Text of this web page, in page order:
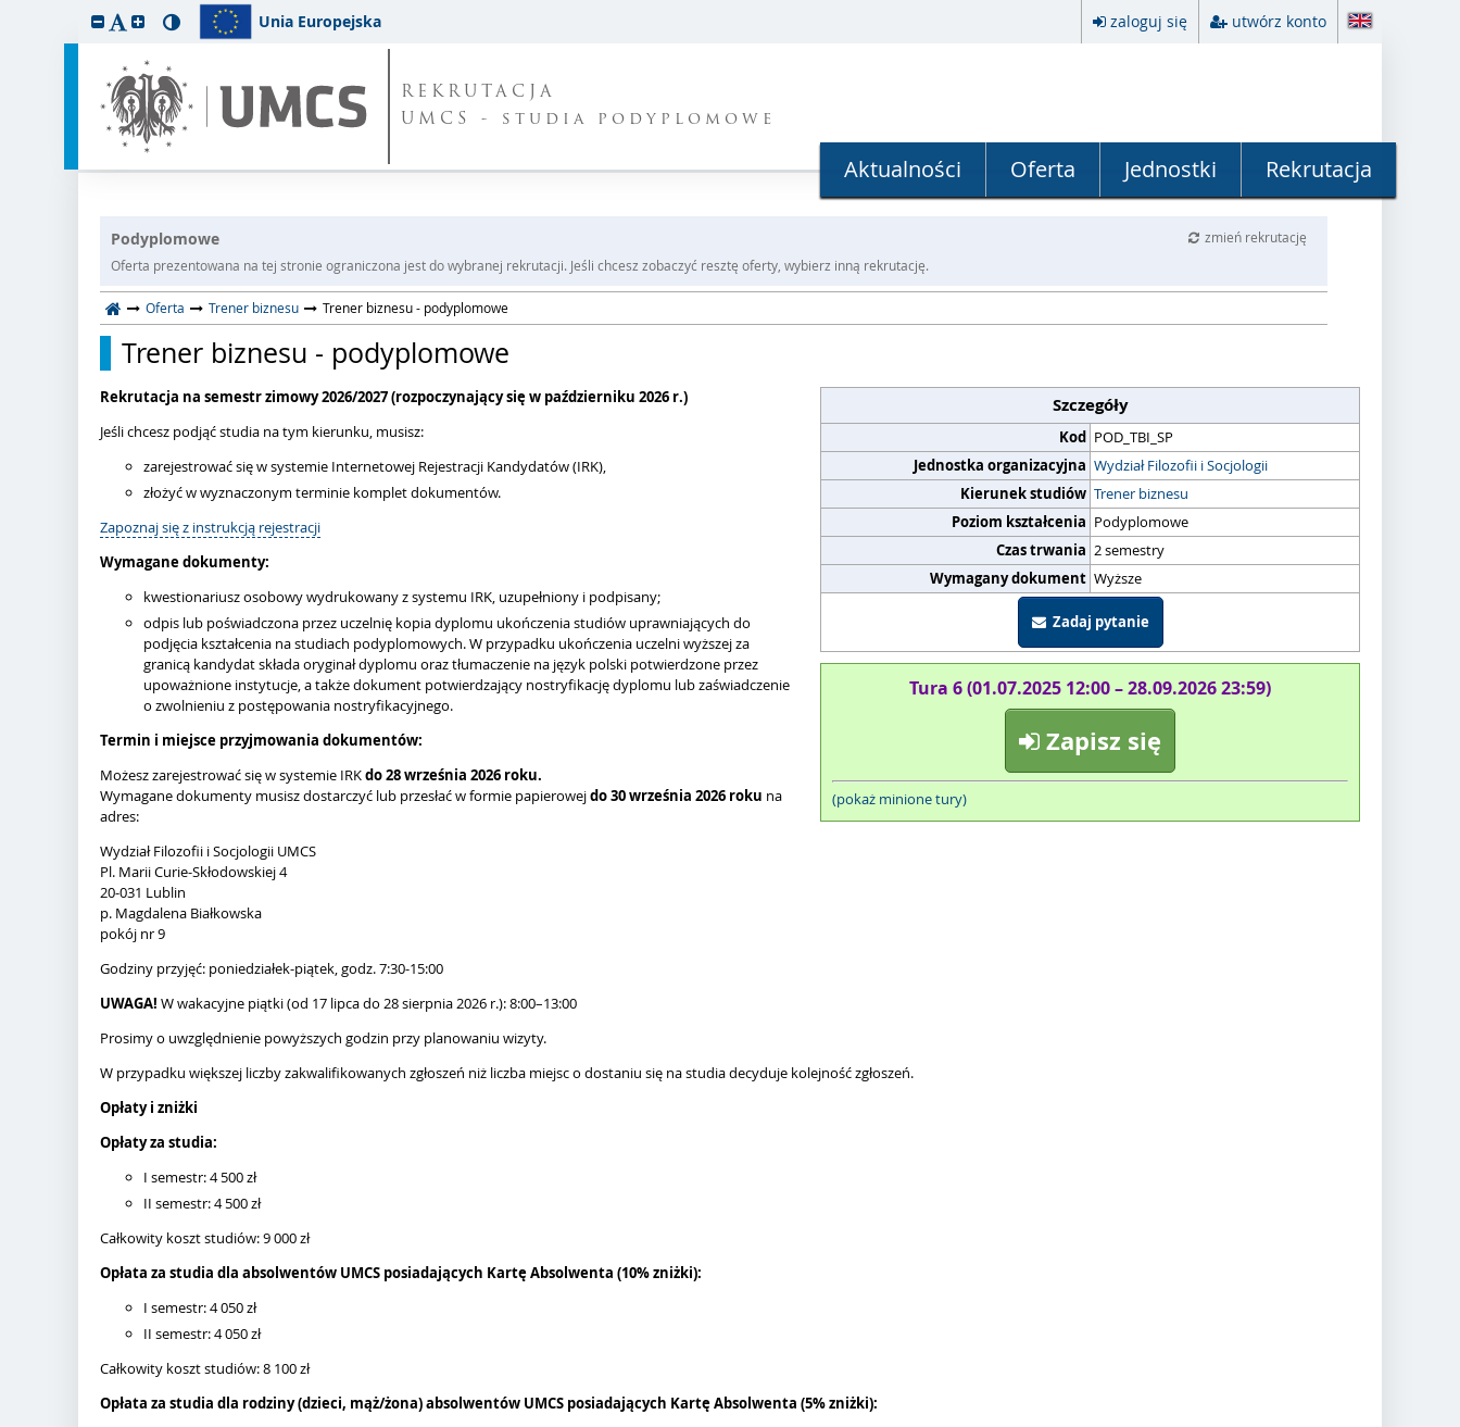
Unia Europejska zaloguj się utwórz konto
REKRUTACJA
UMCS - studia podyplomowe
Aktualności Oferta Jednostki Rekrutacja
Podyplomowe
zmień rekrutację
Oferta prezentowana na tej stronie ograniczona jest do wybranej rekrutacji. Jeśli chcesz zobaczyć resztę oferty, wybierz inną rekrutację.
Oferta Trener biznesu Trener biznesu - podyplomowe
Trener biznesu - podyplomowe
Szczegóły
Kod POD_TBI_SP
Jednostka organizacyjna Wydział Filozofii i Socjologii
Kierunek studiów Trener biznesu
Poziom kształcenia Podyplomowe
Czas trwania 2 semestry
Wymagany dokument Wyższe
Zadaj pytanie
Tura 6 (01.07.2025 12:00 – 28.09.2026 23:59)
Zapisz się
(pokaż minione tury)
Rekrutacja na semestr zimowy 2026/2027 (rozpoczynający się w październiku 2026 r.)
Jeśli chcesz podjąć studia na tym kierunku, musisz:
zarejestrować się w systemie Internetowej Rejestracji Kandydatów (IRK),
złożyć w wyznaczonym terminie komplet dokumentów.
Zapoznaj się z instrukcją rejestracji
Wymagane dokumenty:
kwestionariusz osobowy wydrukowany z systemu IRK, uzupełniony i podpisany;
odpis lub poświadczona przez uczelnię kopia dyplomu ukończenia studiów uprawniających do
podjęcia kształcenia na studiach podyplomowych. W przypadku ukończenia uczelni wyższej za
granicą kandydat składa oryginał dyplomu oraz tłumaczenie na język polski potwierdzone przez
upoważnione instytucje, a także dokument potwierdzający nostryfikację dyplomu lub zaświadczenie
o zwolnieniu z postępowania nostryfikacyjnego.
Termin i miejsce przyjmowania dokumentów:
Możesz zarejestrować się w systemie IRKdo 28 września 2026 roku.
Wymagane dokumenty musisz dostarczyć lub przesłać w formie papierowejdo 30 września 2026 roku na
adres:
Wydział Filozofii i Socjologii UMCS
Pl. Marii Curie-Skłodowskiej 4
20-031 Lublin
p. Magdalena Białkowska
pokój nr 9
Godziny przyjęć: poniedziałek-piątek, godz. 7:30-15:00
UWAGA! W wakacyjne piątki (od 17 lipca do 28 sierpnia 2026 r.): 8:00–13:00
Prosimy o uwzględnienie powyższych godzin przy planowaniu wizyty.
W przypadku większej liczby zakwalifikowanych zgłoszeń niż liczba miejsc o dostaniu się na studia decyduje kolejność zgłoszeń.
Opłaty i zniżki
Opłaty za studia:
I semestr: 4 500 zł
II semestr: 4 500 zł
Całkowity koszt studiów: 9 000 zł
Opłata za studia dla absolwentów UMCS posiadających Kartę Absolwenta (10% zniżki):
I semestr: 4 050 zł
II semestr: 4 050 zł
Całkowity koszt studiów: 8 100 zł
Opłata za studia dla rodziny (dzieci, mąż/żona) absolwentów UMCS posiadających Kartę Absolwenta (5% zniżki):